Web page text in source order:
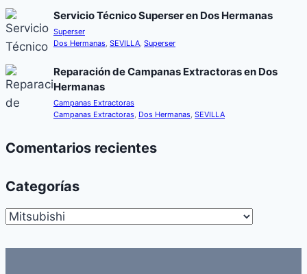
Servicio Técnico Superser en Dos Hermanas
Superser
Dos Hermanas SEVILLA Superser
Reparación de Campanas Extractoras en Dos
Hermanas
Campanas Extractoras
Campanas Extractoras Dos Hermanas SEVILLA
Comentarios recientes
Categorías
Categorías